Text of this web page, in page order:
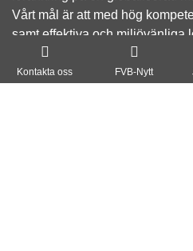
Om FVB
Kontakta oss FVB-Nytt
Vårt mål är att med hög
samt effektiva och miljövänliga
klimatpåverkan, bidra till ett
lönsamhet för våra kunder.